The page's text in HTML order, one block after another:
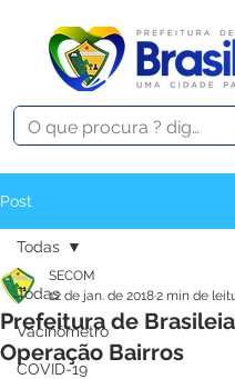
Post
Todas
Vacinômetro
COVID-19
Todas
Prefeitura de
Operação Bairros
SECOM
12 de jan. de 20182 min de